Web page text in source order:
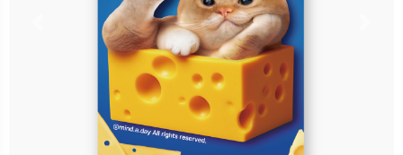
立即購買
Previous